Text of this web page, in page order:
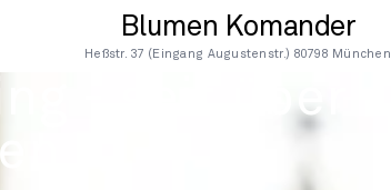
Blumen Komander
Heßstr. 37 (Eingang Augustenstr.) 80798 München
- seit über